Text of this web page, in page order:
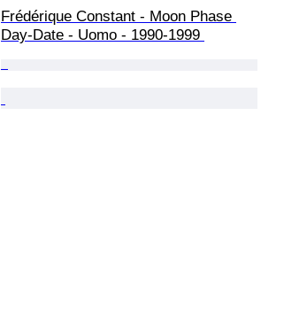
Frédérique Constant - Moon Phase
Day-Date - Uomo - 1990-1999